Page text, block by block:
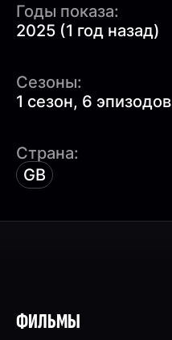
Годы показа:
2025 (1 год назад)
Сезоны:
1 сезон, 6 эпизодов
Страна:
GB
ФИЛЬМЫ